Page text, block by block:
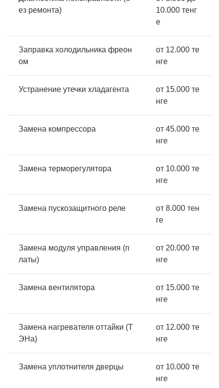
ез ремонта)
10.000 тенг
е
Заправка холодильника фреон
ом
от 12.000 те
нге
Устранение утечки хладагента
от 15.000 те
нге
Замена компрессора
от 45.000 те
нге
Замена терморегулятора
от 10.000 те
нге
Замена пускозащитного реле
от 8.000 тен
ге
Замена модуля управления (п
латы)
от 20.000 те
нге
Замена вентилятора
от 15.000 те
нге
Замена нагревателя оттайки (Т
ЭНа)
от 12.000 те
нге
Замена уплотнителя дверцы
от 10.000 те
нге